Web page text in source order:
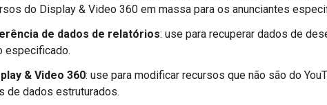
do Display & Video 360 em massa para os anunciantes
de dados de relatórios: use para recuperar dados de
especificado.
& Video 360: use para modificar recursos que não são do
de dados estruturados.